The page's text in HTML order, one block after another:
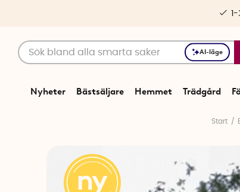
AI-läge
Nyheter Bästsäljare Hemmet Trädgård
Start